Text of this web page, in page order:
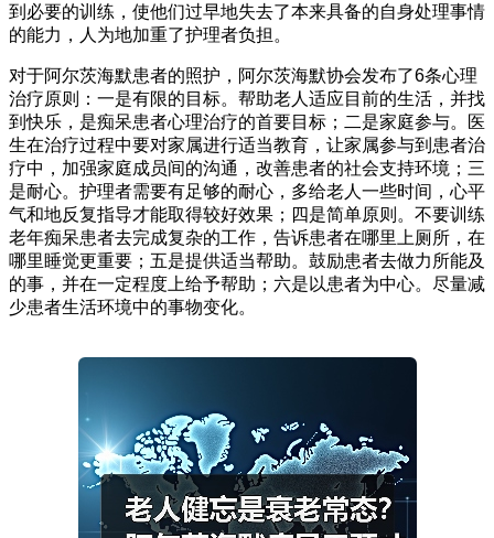
到必要的训练，使他们过早地失去了本来具备的自身处理事情
的能力，人为地加重了护理者负担。
对于阿尔茨海默患者的照护，阿尔茨海默协会发布了6条心理
治疗原则：一是有限的目标。帮助老人适应目前的生活，并找
到快乐，是痴呆患者心理治疗的首要目标；二是家庭参与。医
生在治疗过程中要对家属进行适当教育，让家属参与到患者治
疗中，加强家庭成员间的沟通，改善患者的社会支持环境；三
是耐心。护理者需要有足够的耐心，多给老人一些时间，心平
气和地反复指导才能取得较好效果；四是简单原则。不要训练
老年痴呆患者去完成复杂的工作，告诉患者在哪里上厕所，在
哪里睡觉更重要；五是提供适当帮助。鼓励患者去做力所能及
的事，并在一定程度上给予帮助；六是以患者为中心。尽量减
少患者生活环境中的事物变化。